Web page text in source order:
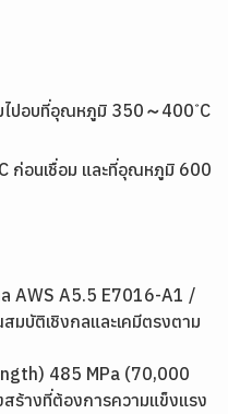
ไปอบที่อุณหภูมิ 350～400 ํC
ก่อนเชื่อม และที่อุณหภูมิ 600
AWS A5.5 E7016-A1 /
บัติเชิงกลและเคมีตรงตาม
485 MPa (70,000
ร้างที่ต้องการความแข็งแรง